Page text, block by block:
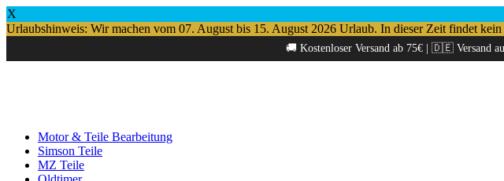
X
Urlaubshinweis: Wir machen vom 07. August bis 15. August 2026 Urlaub. In dieser Zeit findet
🚚 Kostenloser Versand ab 75€ | 🇩🇪 Versand
Motor & Teile Bearbeitung
Simson Teile
MZ Teile